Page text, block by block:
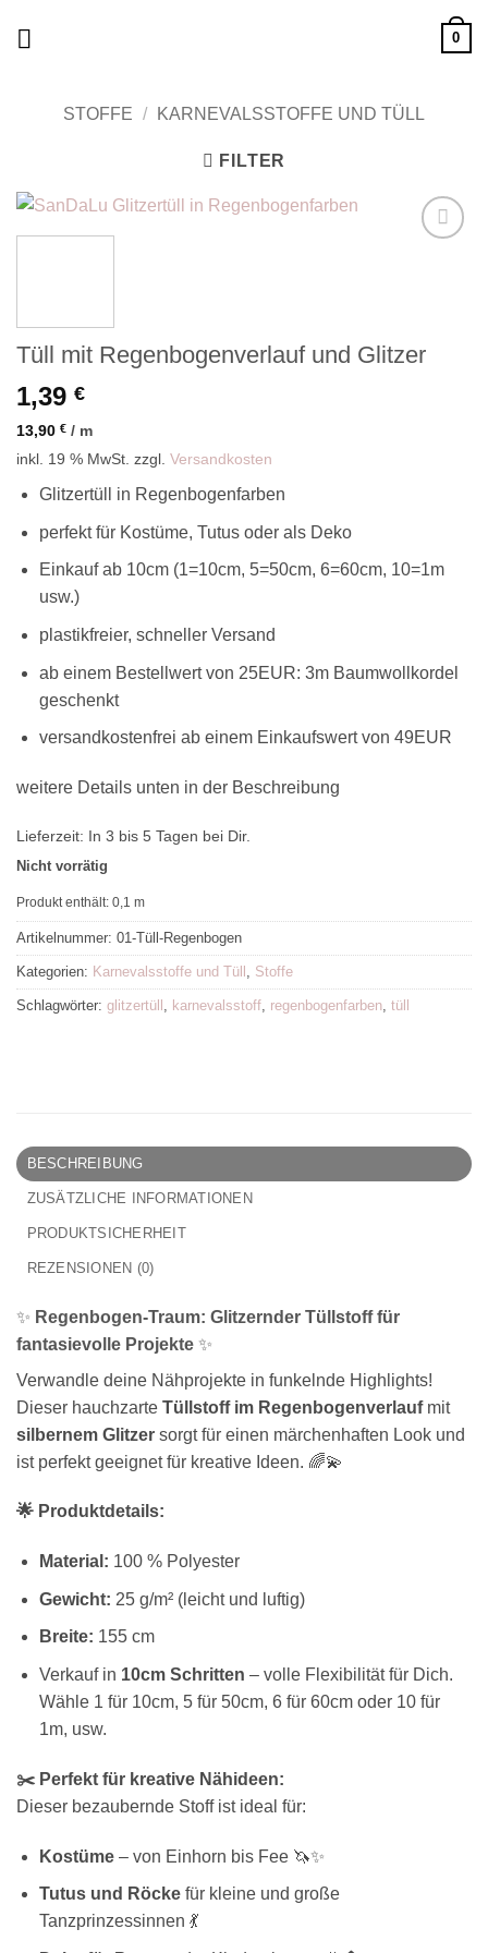
0
STOFFE / KARNEVALSSTOFFE UND TÜLL
FILTER
Tüll mit Regenbogenverlauf und Glitzer
1,39 €
13,90 € / m
inkl. 19 % MwSt. zzgl. Versandkosten
Glitzertüll in Regenbogenfarben
perfekt für Kostüme, Tutus oder als Deko
Einkauf ab 10cm (1=10cm, 5=50cm, 6=60cm, 10=1m
usw.)
plastikfreier, schneller Versand
ab einem Bestellwert von 25EUR: 3m Baumwollkordel
geschenkt
versandkostenfrei ab einem Einkaufswert von 49EUR
weitere Details unten in der Beschreibung
Lieferzeit: In 3 bis 5 Tagen bei Dir.
Nicht vorrätig
Produkt enthält: 0,1 m
Artikelnummer: 01-Tüll-Regenbogen
Kategorien: Karnevalsstoffe und Tüll Stoffe
Schlagwörter: glitzertüll karnevalsstoff regenbogenfarben tüll
BESCHREIBUNG
ZUSÄTZLICHE INFORMATIONEN
PRODUKTSICHERHEIT
REZENSIONEN (0)
✨ Regenbogen-Traum: Glitzernder Tüllstoff für
fantasievolle Projekte ✨
Verwandle deine Nähprojekte in funkelnde Highlights!
Dieser hauchzarte Tüllstoff im Regenbogenverlaufmit
silbernem Glitzer sorgt für einen märchenhaften Look und
ist perfekt geeignet für kreative Ideen. 🌈💫
🌟 Produktdetails:
Material: 100 % Polyester
Gewicht: 25 g/m² (leicht und luftig)
Breite: 155 cm
Verkauf in 10cm Schritten – volle Flexibilität für Dich.
Wähle 1 für 10cm, 5 für 50cm, 6 für 60cm oder 10 für
1m, usw.
✂️ Perfekt für kreative Nähideen:
Dieser bezaubernde Stoff ist ideal für:
Kostüme– von Einhorn bis Fee 🦄✨
Tutus und Röckefür kleine und große
Tanzprinzessinnen 💃